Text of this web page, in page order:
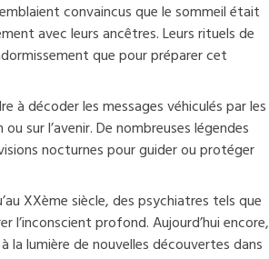
convaincus que le sommeil était
avec leurs ancêtres. Leurs rituels de
que pour préparer cet
à décoder les messages véhiculés par les
sur l’avenir. De nombreuses légendes
nocturnes pour guider ou protéger
XXème siècle, des psychiatres tels que
profond. Aujourd’hui encore,
lumière de nouvelles découvertes dans